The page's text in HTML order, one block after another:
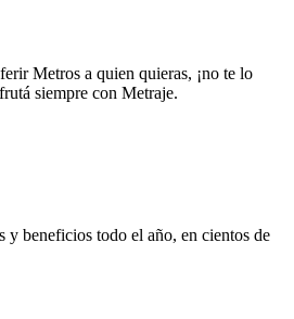
Metros a quien quieras, ¡no te lo
siempre con Metraje.
y beneficios todo el año, en cientos de